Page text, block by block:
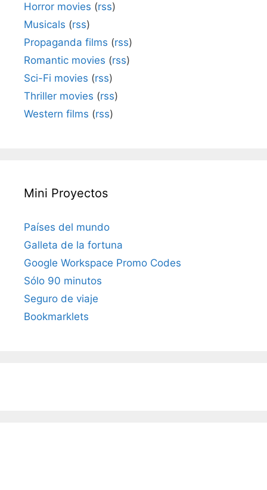
Horror movies (rss)
Musicals (rss)
Propaganda films (rss)
Romantic movies (rss)
Sci-Fi movies (rss)
Thriller movies (rss)
Western films (rss)
Mini Proyectos
Países del mundo
Galleta de la fortuna
Google Workspace Promo Codes
Sólo 90 minutos
Seguro de viaje
Bookmarklets